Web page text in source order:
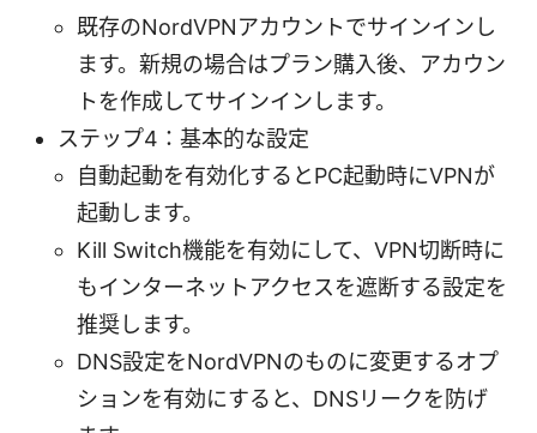
既存のNordVPNアカウントでサインインし
ます。新規の場合はプラン購入後、アカウン
トを作成してサインインします。
ステップ4：基本的な設定
自動起動を有効化するとPC起動時にVPNが
起動します。
Kill Switch機能を有効にして、VPN切断時に
もインターネットアクセスを遮断する設定を
推奨します。
DNS設定をNordVPNのものに変更するオプ
ションを有効にすると、DNSリークを防げ